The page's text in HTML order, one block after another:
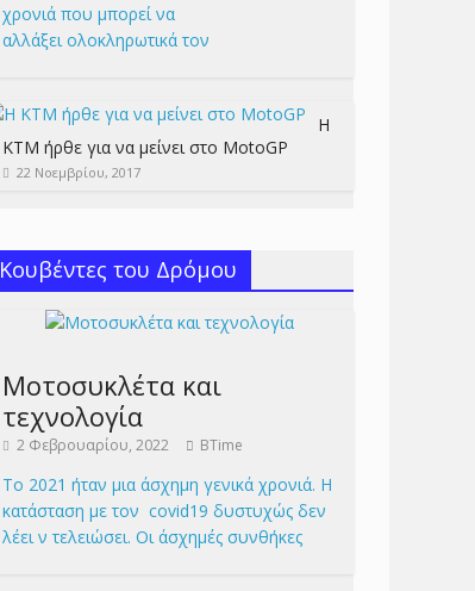
χρονιά που μπορεί να
αλλάξει ολοκληρωτικά τον
Η
KTM ήρθε για να μείνει στο MotoGP
22 Νοεμβρίου, 2017
Κουβέντες του Δρόμου
Μοτοσυκλέτα και
τεχνολογία
2 Φεβρουαρίου, 2022 BTime
Το 2021 ήταν μια άσχημη γενικά χρονιά. Η
κατάσταση με τον covid19 δυστυχώς δεν
λέει ν τελειώσει. Οι άσχημές συνθήκες